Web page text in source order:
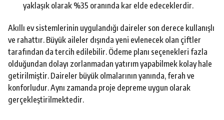
yaklaşık olarak %35 oranında kar elde edeceklerdir.
Akıllı ev sistemlerinin uygulandığı daireler son derece kullanışlı
ve rahattır. Büyük aileler dışında yeni evlenecek olan çiftler
tarafından da tercih edilebilir. Ödeme planı seçenekleri fazla
olduğundan dolayı zorlanmadan yatırım yapabilmek kolay hale
getirilmiştir. Daireler büyük olmalarının yanında, ferah ve
konforludur. Aynı zamanda proje depreme uygun olarak
gerçekleştirilmektedir.